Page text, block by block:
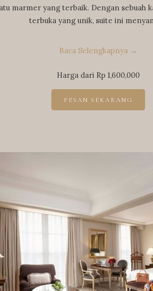
marmer yang terbaik. Dengan sebuah
terbuka yang unik, suite ini
Baca Selengkapnya
Harga dari Rp 1,600,000
PESAN SEKARANG